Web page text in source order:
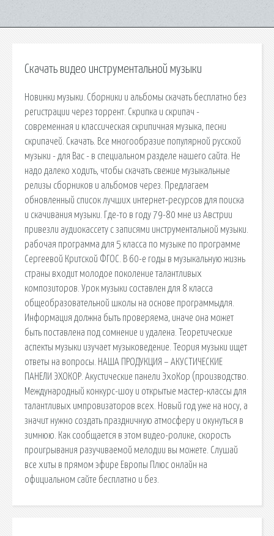
Скачать видео инструментальной музыки
Новинки музыки. Сборники и альбомы скачать бесплатно без
регистрации через торрент. Скрипка и скрипач -
современная и классическая скрипичная музыка, песни
скрипачей. Скачать. Все многообразие популярной русской
музыки - для Вас - в специальном разделе нашего сайта. Не
надо далеко ходить, чтобы скачать свежие музыкальные
релизы сборников и альбомов через. Предлагаем
обновленный список лучших интернет-ресурсов для поиска
и скачивания музыки. Где-то в году 79-80 мне из Австрии
привезли аудиокассету с записями инструментальной музыки.
рабочая программа для 5 класса по музыке по программе
Сергеевой Критской ФГОС. В 60-е годы в музыкальную жизнь
страны входит молодое поколение талантливых
композиторов. Урок музыки составлен для 8 класса
общеобразовательной школы на основе программыдля.
Информация должна быть проверяема, иначе она может
быть поставлена под сомнение и удалена. Теоретические
аспекты музыки изучает музыковедение. Теория музыки ищет
ответы на вопросы. НАША ПРОДУКЦИЯ – АКУСТИЧЕСКИЕ
ПАНЕЛИ ЭХОКОР. Акустические панели ЭхоКор (производство.
Международный конкурс-шоу и открытые мастер-классы для
талантливых импровизаторов всех. Новый год уже на носу, а
значит нужно создать праздничную атмосферу и окунуться в
зимнюю. Как сообщается в этом видео-ролике, скорость
проигрывания разучиваемой мелодии вы можете. Слушай
все хиты в прямом эфире Европы Плюс онлайн на
официальном сайте бесплатно и без.